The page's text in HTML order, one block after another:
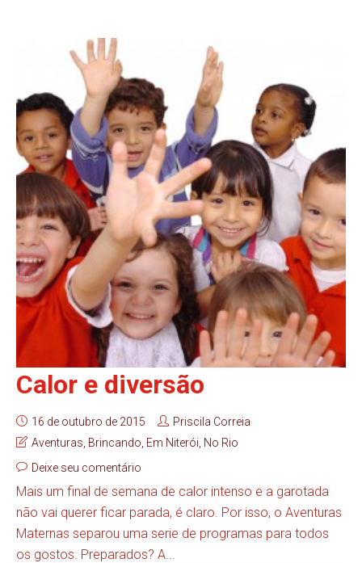
Calor e diversão
16 de outubro de 2015
Priscila Correia
Aventuras Brincando Em Niterói No Rio
Deixe seu comentário
Mais um final de semana de calor intenso e a garotada
não vai querer ficar parada, é claro. Por isso, o Aventuras
Maternas separou uma serie de programas para todos
os gostos. Preparados? A...